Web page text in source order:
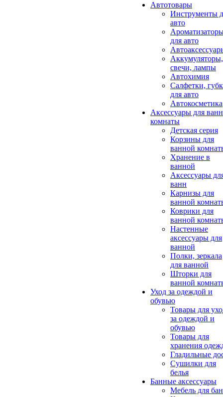
Автотовары
Инструменты
авто
для авто
Аккумуляторы,
свечи, лампы
Автохимия
Салфетки,
для авто
Автокосметика
Аксессуары для
комнаты
Детская серия
Корзины для
ванной
Хранение в
ванной
Аксессуары
ванн
Карнизы для
ванной
Коврики для
ванной
Настенные
аксессуары для
ванной
Полки, зеркала
для ванной
Шторки для
ванной
Уход за одеждой и
обувью
Товары для
за одеждой и
обувью
Товары для
хранения
Гладильные
Сушилки для
белья
Банные аксессуары
Мебель для